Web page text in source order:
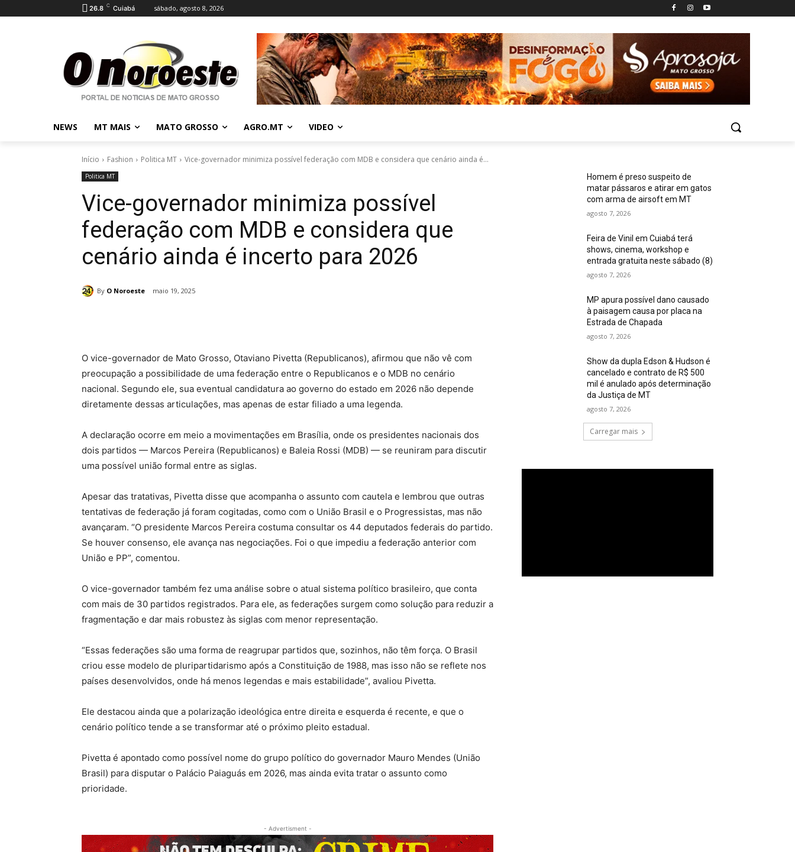
26.8 C Cuiabá sábado, agosto 8, 2026
NEWS MT MAIS MATO GROSSO AGRO.MT VIDEO
Início Fashion Politica MT Vice-governador minimiza possível federação com MDB e considera que cenário ainda é...
Politica MT
Vice-governador minimiza possível
federação com MDB e considera que
cenário ainda é incerto para 2026
By O Noroeste maio 19, 2025
O vice-governador de Mato Grosso, Otaviano Pivetta (Republicanos), afirmou que não vê com
preocupação a possibilidade de uma federação entre o Republicanos e o MDB no cenário
nacional. Segundo ele, sua eventual candidatura ao governo do estado em 2026 não depende
diretamente dessas articulações, mas apenas de estar filiado a uma legenda.
A declaração ocorre em meio a movimentações em Brasília, onde os presidentes nacionais dos
dois partidos — Marcos Pereira (Republicanos) e Baleia Rossi (MDB) — se reuniram para discutir
uma possível união formal entre as siglas.
Apesar das tratativas, Pivetta disse que acompanha o assunto com cautela e lembrou que outras
tentativas de federação já foram cogitadas, como com o União Brasil e o Progressistas, mas não
avançaram. “O presidente Marcos Pereira costuma consultar os 44 deputados federais do partido.
Se houver consenso, ele avança nas negociações. Foi o que impediu a federação anterior com
União e PP”, comentou.
O vice-governador também fez uma análise sobre o atual sistema político brasileiro, que conta
com mais de 30 partidos registrados. Para ele, as federações surgem como solução para reduzir a
fragmentação e dar mais robustez às siglas com menor representação.
“Essas federações são uma forma de reagrupar partidos que, sozinhos, não têm força. O Brasil
criou esse modelo de pluripartidarismo após a Constituição de 1988, mas isso não se reflete nos
países desenvolvidos, onde há menos legendas e mais estabilidade”, avaliou Pivetta.
Ele destacou ainda que a polarização ideológica entre direita e esquerda é recente, e que o
cenário político tende a se transformar até o próximo pleito estadual.
Pivetta é apontado como possível nome do grupo político do governador Mauro Mendes (União
Brasil) para disputar o Palácio Paiaguás em 2026, mas ainda evita tratar o assunto como
prioridade.
- Advertisment -
Homem é preso suspeito de
matar pássaros e atirar em gatos
com arma de airsoft em MT
agosto 7, 2026
Feira de Vinil em Cuiabá terá
shows, cinema, workshop e
entrada gratuita neste sábado (8)
agosto 7, 2026
MP apura possível dano causado
à paisagem causa por placa na
Estrada de Chapada
agosto 7, 2026
Show da dupla Edson & Hudson é
cancelado e contrato de R$ 500
mil é anulado após determinação
da Justiça de MT
agosto 7, 2026
Carregar mais